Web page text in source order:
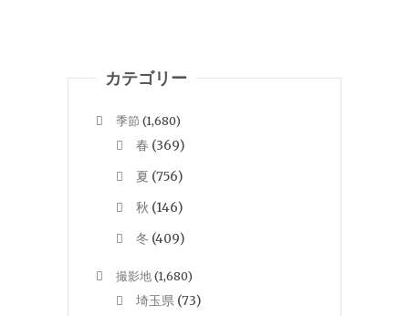
カテゴリー
季節 (1,680)
春 (369)
夏 (756)
秋 (146)
冬 (409)
撮影地(1,680)
埼玉県 (73)